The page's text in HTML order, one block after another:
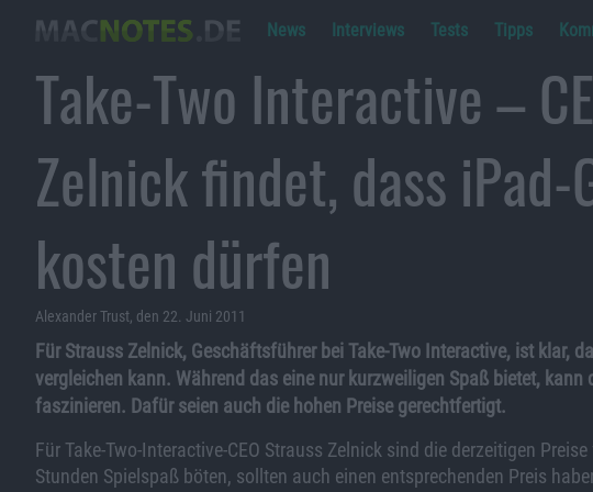
News Interviews Tests Tipps
Take-Two Interactive –
Zelnick findet, dass iPad-
kosten dürfen
Alexander Trust, den 22. Juni 2011
Für Strauss Zelnick, Geschäftsführer bei Take-Two Interactive, ist klar,
vergleichen kann. Während das eine nur kurzweiligen Spaß bietet,
faszinieren. Dafür seien auch die hohen Preise gerechtfertigt.
Für Take-Two-Interactive-CEO Strauss Zelnick sind die derzeitigen
Stunden Spielspaß böten, sollten auch einen entsprechenden Preis